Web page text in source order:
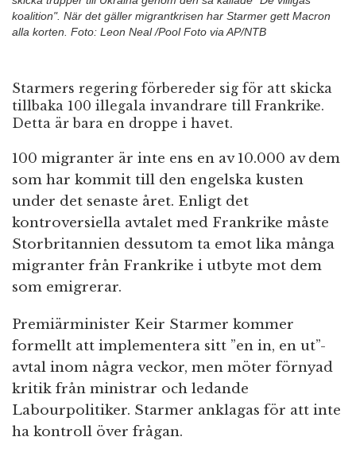
koalition". När det gäller migrantkrisen har Starmer gett Macron
alla korten. Foto: Leon Neal /Pool Foto via AP/NTB
Starmers regering förbereder sig för att skicka
tillbaka 100 illegala invandrare till Frankrike.
Detta är bara en droppe i havet.
100 migranter är inte ens en av 10.000 av dem
som har kommit till den engelska kusten
under det senaste året. Enligt det
kontroversiella avtalet med Frankrike måste
Storbritannien dessutom ta emot lika många
migranter från Frankrike i utbyte mot dem
som emigrerar.
Premiärminister Keir Starmer kommer
formellt att implementera sitt ”en in, en ut”-
avtal inom några veckor, men möter förnyad
kritik från ministrar och ledande
Labourpolitiker. Starmer anklagas för att inte
ha kontroll över frågan.